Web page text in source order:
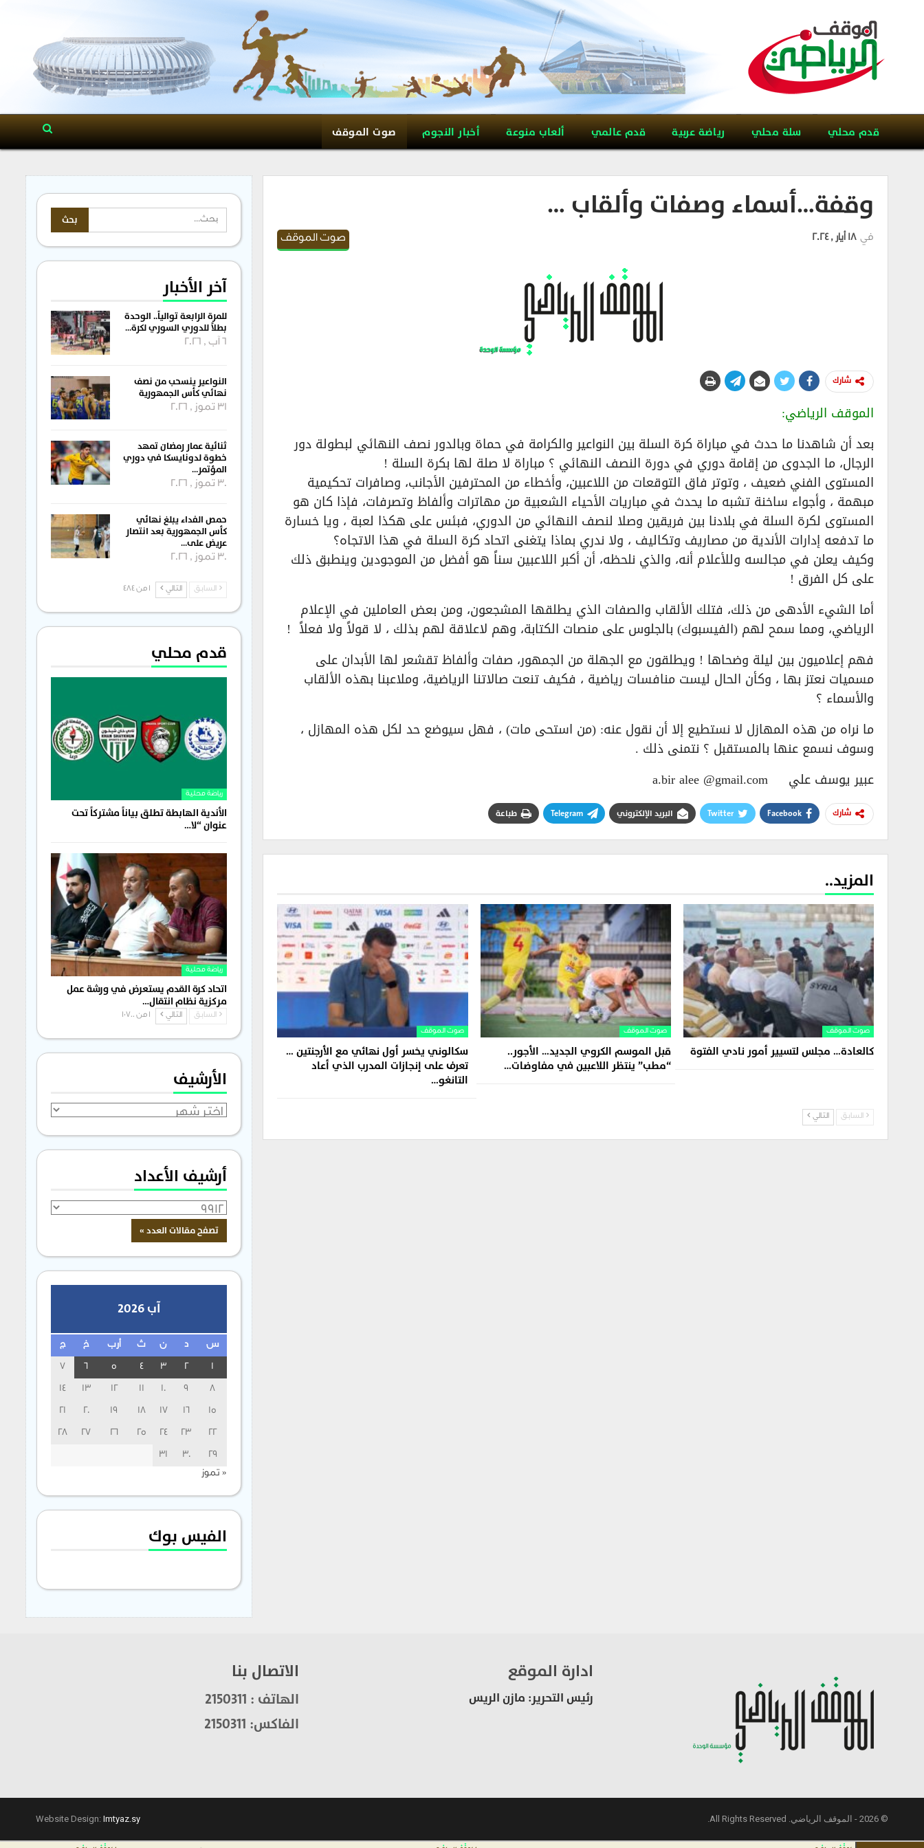
قدم محلي سلة محلي رياضة عربية قدم عالمي ألعاب منوعة أخبار النجوم صوت الموقف
وقفة…أسماء وصفات وألقاب …
صوت الموقف في 18 أيار , 2024
شارك
الموقف الرياضي:
بعد أن شاهدنا ما حدث في مباراة كرة السلة بين النواعير والكرامة في حماة وبالدور نصف النهائي لبطولة دور
الرجال، ما الجدوى من إقامة دوري في دورة النصف النهائي ؟ مباراة لا صلة لها بكرة السلة !
المستوى الفني ضعيف ، وتوتر فاق التوقعات من اللاعبين، وأخطاء من المحترفين الأجانب، وصافرات تحكيمية
مبهمة ، وأجواء ساخنة تشبه ما يحدث في مباريات الأحياء الشعبية من مهاترات وألفاظ وتصرفات، فإذا كان هو
المستوى لكرة السلة في بلادنا بين فريقين وصلا لنصف النهائي من الدوري، فبئس على هكذا لعبة ، ويا خسارة
ما تدفعه إدارات الأندية من مصاريف وتكاليف ، ولا ندري بماذا يتغنى اتحاد كرة السلة في هذا الاتجاه؟
وكيف يعلن في مجالسه وللأعلام أنه، والذي نلحظه، أن أكبر اللاعبين سناً هو أفضل من الموجودين وينطبق ذلك
على كل الفرق !
أما الشيء الأدهى من ذلك، فتلك الألقاب والصفات الذي يطلقها المشجعون، ومن بعض العاملين في الإعلام
الرياضي، ومما سمح لهم (الفيسبوك) بالجلوس على منصات الكتابة، وهم لاعلاقة لهم بذلك ، لا قولاً ولا فعلاً !
فهم إعلاميون بين ليلة وضحاها ! ويطلقون مع الجهلة من الجمهور، صفات وألفاظ تقشعر لها الأبدان على
مسميات نعتز بها ، وكأن الحال ليست منافسات رياضية ، فكيف تنعت صالاتنا الرياضية، وملاعبنا بهذه الألقاب
والأسماء ؟
ما نراه من هذه المهازل لا نستطيع إلا أن نقول عنه: (من استحى مات) ، فهل سيوضع حد لكل هذه المهازل ،
وسوف نسمع عنها بالمستقبل ؟ نتمنى ذلك .
عبير يوسف علي a.bir alee @gmail.com
شارك Facebook
Twitter البريد الإلكتروني Telegram طباعة
المزيد..
صوت الموقف
كالعادة… مجلس لتسيير أمور نادي الفتوة
صوت الموقف
قبل الموسم الكروي الجديد… الأجور..
“مطب” ينتظر اللاعبين في مفاوضات…
صوت الموقف
سكالوني يخسر أول نهائي مع الأرجنتين …
تعرف على إنجازات المدرب الذي أعاد
التانغو…
السابق التالي
آخر الأخبار
للمرة الرابعة توالياً.. الوحدة
بطلاً للدوري السوري لكرة…
6 آب , 2026
النواعير ينسحب من نصف
نهائي كأس الجمهورية
31 تموز , 2026
ثنائية عمار رمضان تمهد
خطوة لدونايسكا في دوري
المؤتمر…
30 تموز , 2026
حمص الفداء يبلغ نهائي
كأس الجمهورية بعد انتصار
عريض على…
30 تموز , 2026
السابق التالي 1 من 484
قدم محلي
رياضة محلية
الأندية الهابطة تطلق بياناً مشتركاً تحت
عنوان “لا…
رياضة محلية
اتحاد كرة القدم يستعرض في ورشة عمل
مركزية نظام انتقال…
السابق التالي 1 من 1٬700
الأرشيف
الأرشيف
أرشيف الأعداد
آب 2026
س د ن ث أرب خ ج
1
2
3
4
5
6
7
8
9
10
11
12
13
14
15
16
17
18
19
20
21
22
23
24
25
26
27
28
29
30
31
« تموز
الفيس بوك
ادارة الموقع
رئيس التحرير: مازن الريس
الاتصال بنا
الهاتف : 2150311
الفاكس: 2150311
© 2026 - الموقف الرياضي. All Rights Reserved. Website Design: Imtyaz.sy